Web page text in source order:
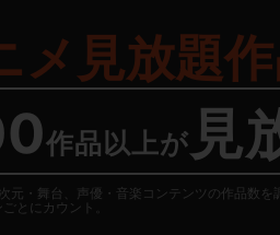
メ見放題
作品以上が 見
・舞台、声優・音楽コンテンツの作品数を
とにカウント。